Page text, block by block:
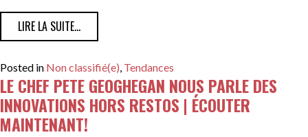
LIRE LA SUITE…
Posted in Non classifié(e) Tendances
LE CHEF PETE GEOGHEGAN NOUS PARLE DES
INNOVATIONS HORS RESTOS | ÉCOUTER
MAINTENANT!